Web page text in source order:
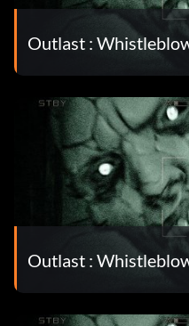
Outlast :
Outlast :